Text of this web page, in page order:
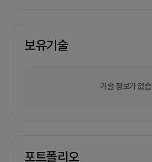
보유기술
기술 정보가 없
포트폴리오